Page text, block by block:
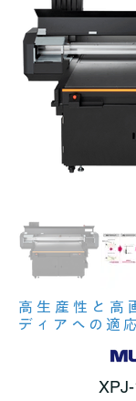
高生産性と高
ディアへの適